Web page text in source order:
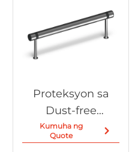
Proteksyon sa
Dust-free
Workshop
Kumuha ng
Quote